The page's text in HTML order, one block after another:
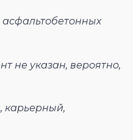
не указан, вероятно,
карьерный,